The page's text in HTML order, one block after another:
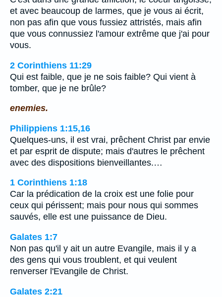
et avec beaucoup de larmes, que je vous ai écrit,
non pas afin que vous fussiez attristés, mais afin
que vous connussiez l'amour extrême que j'ai pour
vous.
2 Corinthiens 11:29
Qui est faible, que je ne sois faible? Qui vient à
tomber, que je ne brûle?
enemies.
Philippiens 1:15,16
Quelques-uns, il est vrai, prêchent Christ par envie
et par esprit de dispute; mais d'autres le prêchent
avec des dispositions bienveillantes.…
1 Corinthiens 1:18
Car la prédication de la croix est une folie pour
ceux qui périssent; mais pour nous qui sommes
sauvés, elle est une puissance de Dieu.
Galates 1:7
Non pas qu'il y ait un autre Evangile, mais il y a
des gens qui vous troublent, et qui veulent
renverser l'Evangile de Christ.
Galates 2:21